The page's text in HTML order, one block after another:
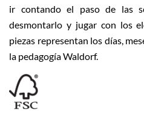
ir contando el paso de las
desmontarlo y jugar con los
piezas representan los días,
la pedagogía Waldorf.